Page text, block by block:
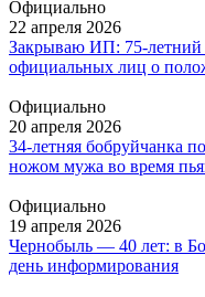
Официально
22 апреля 2026
Закрываю ИП: 75-летний
официальных лиц о
Официально
20 апреля 2026
34-летняя бобруйчанка
ножом мужа во время
Официально
19 апреля 2026
Чернобыль — 40 лет: в
день информирования